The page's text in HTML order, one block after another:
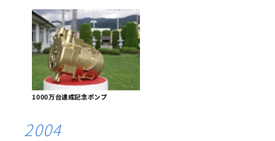
1000万台達成記念ポンプ
2004